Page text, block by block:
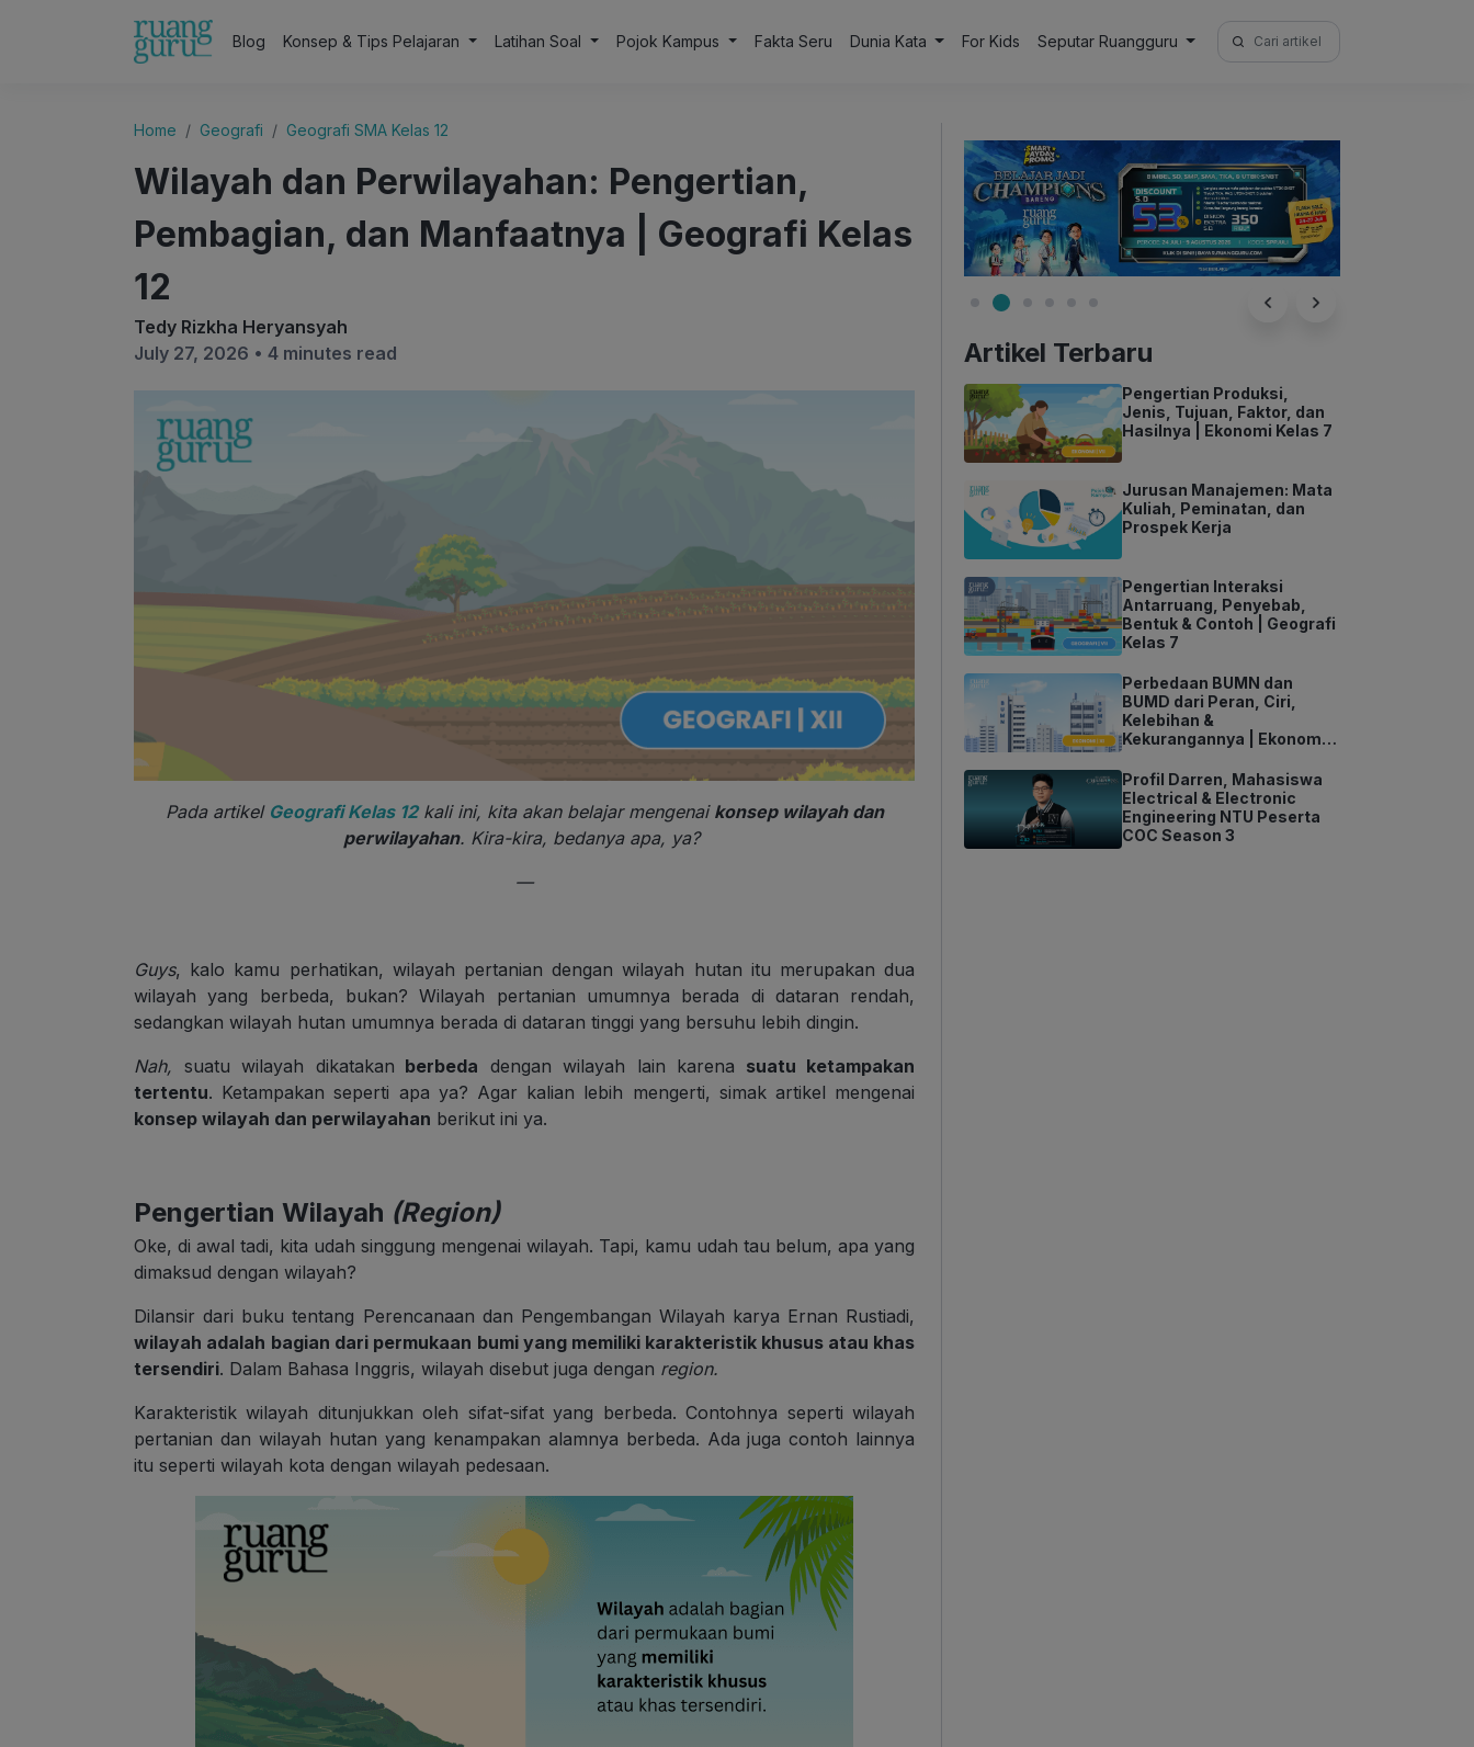
Blog Konsep & Tips Pelajaran Latihan Soal Pojok Kampus Fakta Seru Dunia Kata For Kids Seputar Ruangguru
Search
for:
Home Geografi Geografi SMA Kelas 12
Wilayah dan Perwilayahan: Pengertian,
Pembagian, dan Manfaatnya | Geografi Kelas
12
Tedy Rizkha Heryansyah
July 27, 2026 • 4 minutes read
Pada artikel Geografi Kelas 12kali ini, kita akan belajar mengenai konsep wilayah dan
perwilayahan. Kira-kira, bedanya apa, ya?
—
Guys, kalo kamu perhatikan, wilayah pertanian dengan wilayah hutan itu merupakan dua
wilayah yang berbeda, bukan? Wilayah pertanian umumnya berada di dataran rendah,
sedangkan wilayah hutan umumnya berada di dataran tinggi yang bersuhu lebih dingin.
Nah, suatu wilayah dikatakan berbeda dengan wilayah lain karena suatu ketampakan
tertentu. Ketampakan seperti apa ya? Agar kalian lebih mengerti, simak artikel mengenai
konsep wilayah dan perwilayahan berikut ini ya.
Pengertian Wilayah (Region)
Oke, di awal tadi, kita udah singgung mengenai wilayah. Tapi, kamu udah tau belum, apa yang
dimaksud dengan wilayah?
Dilansir dari buku tentang Perencanaan dan Pengembangan Wilayah karya Ernan Rustiadi,
wilayah adalah bagian dari permukaan bumi yang memiliki karakteristik khusus atau khas
tersendiri. Dalam Bahasa Inggris, wilayah disebut juga dengan region.
Karakteristik wilayah ditunjukkan oleh sifat-sifat yang berbeda. Contohnya seperti wilayah
pertanian dan wilayah hutan yang kenampakan alamnya berbeda. Ada juga contoh lainnya
itu seperti wilayah kota dengan wilayah pedesaan.
Artikel Terbaru
Pengertian Produksi,
Jenis, Tujuan, Faktor, dan
Hasilnya | Ekonomi Kelas 7
Jurusan Manajemen: Mata
Kuliah, Peminatan, dan
Prospek Kerja
Pengertian Interaksi
Antarruang, Penyebab,
Bentuk & Contoh | Geografi
Kelas 7
Perbedaan BUMN dan
BUMD dari Peran, Ciri,
Kelebihan &
Kekurangannya | Ekonomi
Profil Darren, Mahasiswa
Electrical & Electronic
Engineering NTU Peserta
COC Season 3